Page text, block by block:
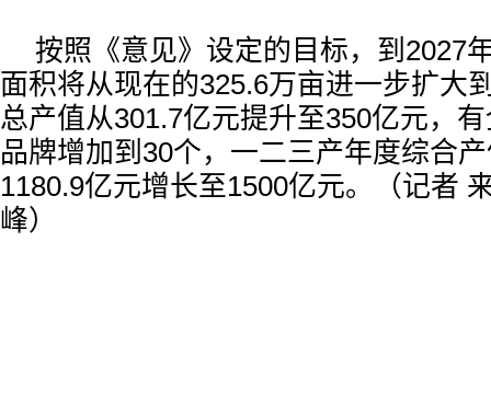
按照《意见》设定的目标，到2027
面积将从现在的325.6万亩进一步扩大
总产值从301.7亿元提升至350亿元，
品牌增加到30个，一二三产年度综合
1180.9亿元增长至1500亿元。（记者
峰）